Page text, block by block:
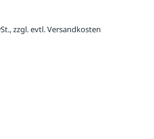
zzgl. evtl. Versandkosten